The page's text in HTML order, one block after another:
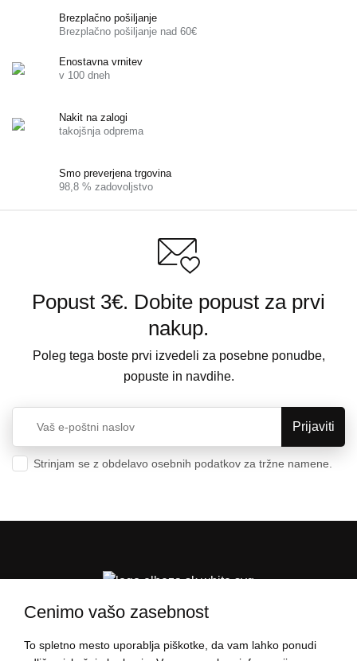
Brezplačno pošiljanje
Brezplačno pošiljanje nad 60€
Enostavna vrnitev
v 100 dneh
Nakit na zalogi
takojšnja odprema
Smo preverjena trgovina
98,8 % zadovoljstvo
Popust 3€. Dobite popust za prvi
nakup.
Poleg tega boste prvi izvedeli za posebne ponudbe,
popuste in navdihe.
Strinjam se z obdelavo osebnih podatkov za tržne namene.
PODATKI O NAKUPU
Cenimo vašo zasebnost
To spletno mesto uporablja piškotke, da vam lahko ponudi